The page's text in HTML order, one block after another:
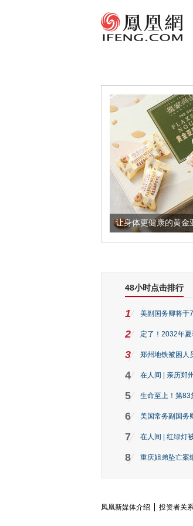
让身体更健康的黄金
48小时点击排行
1 美副国务卿将于
2 定了！2032年
3 郑州地铁被困人
4 在人间 | 亲历郑
5 生命至上！第83
6 美国常务副国务
7 在人间 | 红绿灯
8 重庆姐弟坠亡案
凤凰新媒体介绍 投资者关